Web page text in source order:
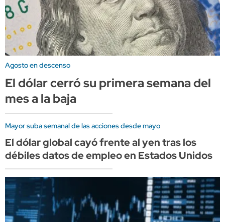
Agosto en descenso
El dólar cerró su primera semana del
mes a la baja
Mayor suba semanal de las acciones desde mayo
El dólar global cayó frente al yen tras los
débiles datos de empleo en Estados Unidos